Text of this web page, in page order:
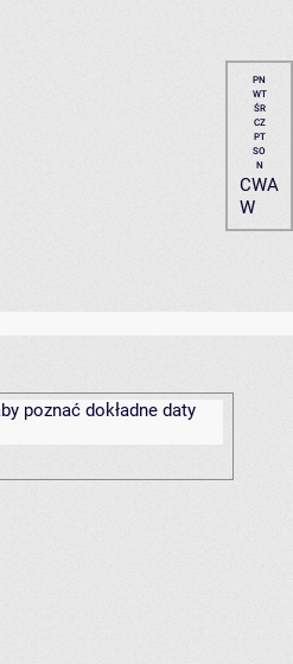
PN
WT
ŚR
CZ
PT
SO
N
CWA
W
poznać dokładne daty